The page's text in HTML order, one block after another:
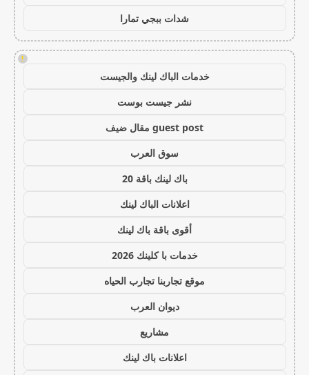
شدات ببجي تمارا
!
خدمات الباك لينك والجيست
نشر جيست بوست
guest post مقال ضيف
سوق العرب
باك لينك باقة 20
اعلانات الباك لينك
أقوى باقة باك لينك
خدمات با كلينك 2026
موقع تجاربنا تجارب الحياه
ديوان العرب
مشاريع
اعلانات باك لينك